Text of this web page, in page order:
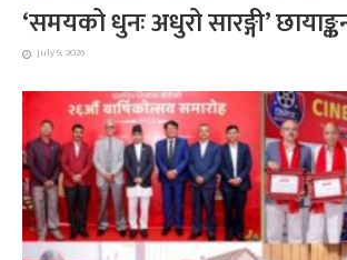
‘समयको धुनः अधुरो सारङ्गी’
July 9, 2026